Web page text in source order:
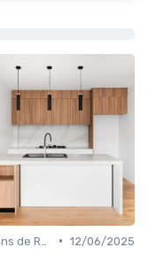
• 12/06/2025